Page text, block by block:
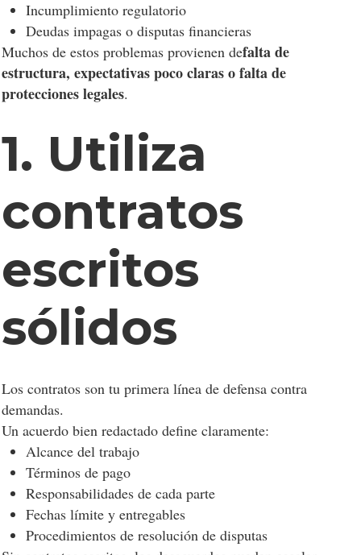
Incumplimiento regulatorio
Deudas impagas o disputas financieras
Muchos de estos problemas provienen defalta de
estructura, expectativas poco claras o falta de
protecciones legales.
1. Utiliza
contratos
escritos
sólidos
Los contratos son tu primera línea de defensa contra
demandas.
Un acuerdo bien redactado define claramente:
Alcance del trabajo
Términos de pago
Responsabilidades de cada parte
Fechas límite y entregables
Procedimientos de resolución de disputas